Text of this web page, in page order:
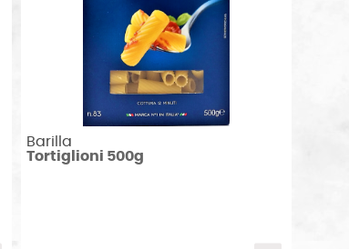
Barilla
Tortiglioni 500g